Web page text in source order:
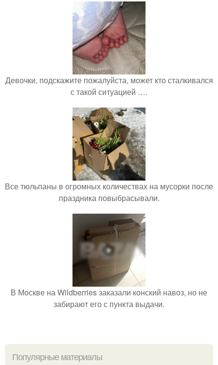
Девочки, подскажите пожалуйста, может кто сталкивался
с такой ситуацией ….
Все тюльпаны в огромных количествах на мусорки после
праздника повыбрасывали.
В Москве на Wildberries заказали конский навоз, но не
забирают его с пункта выдачи.
Популярные материалы